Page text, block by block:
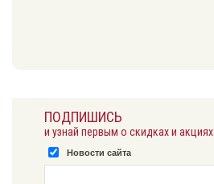
ПОДПИШИСЬ
и узнай первым о скидках и акциях
Новости сайта